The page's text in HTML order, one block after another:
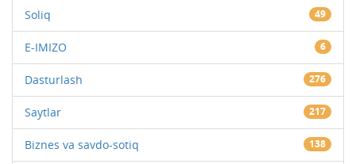
Soliq 49
E-IMIZO 6
Dasturlash 276
Saytlar 217
Biznes va savdo-sotiq 138